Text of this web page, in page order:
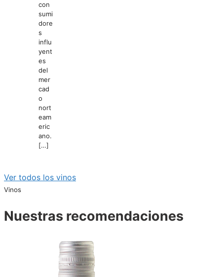
con
sumi
dore
s
influ
yent
es
del
mer
cad
o
nort
eam
eric
ano.
[…]
Ver todos los vinos
Vinos
Nuestras recomendaciones